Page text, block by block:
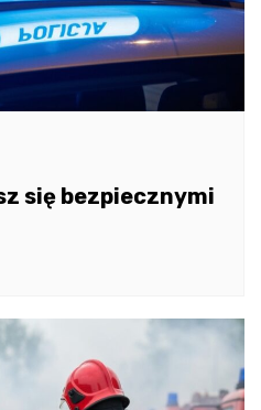
się bezpiecznymi